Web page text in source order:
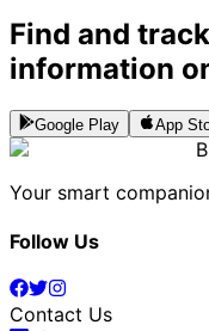
Find and
information
Google Play App
Your smart
Follow Us
Contact Us